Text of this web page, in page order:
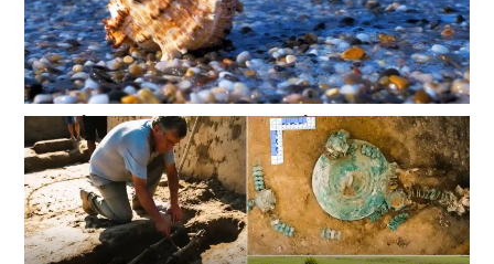
Море біля Одеси стало прохолоднішим: чи варто
планувати відпочинок 28 липня
0
28-07-2026 в 07:16
ВИБІР РЕДАКЦІЇ